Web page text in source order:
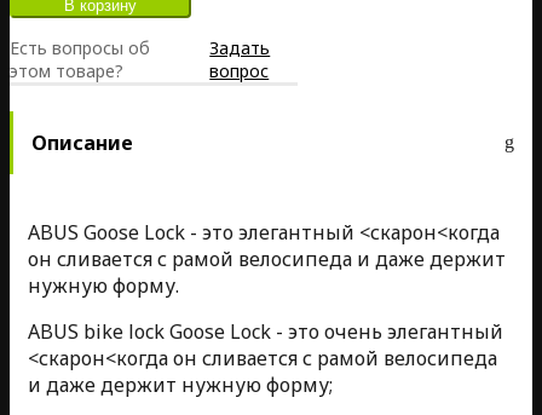
Есть вопросы об
этом товаре?
Задать
вопрос
Описание
ABUS Goose Lock - это элегантный <скарон<когда
он сливается с рамой велосипеда и даже держит
нужную форму.
ABUS bike lock Goose Lock - это очень элегантный
<скарон<когда он сливается с рамой велосипеда
и даже держит нужную форму;